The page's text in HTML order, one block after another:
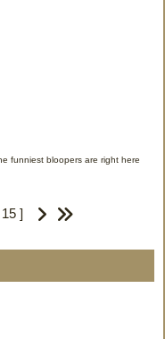
funniest bloopers are right here
15 ]